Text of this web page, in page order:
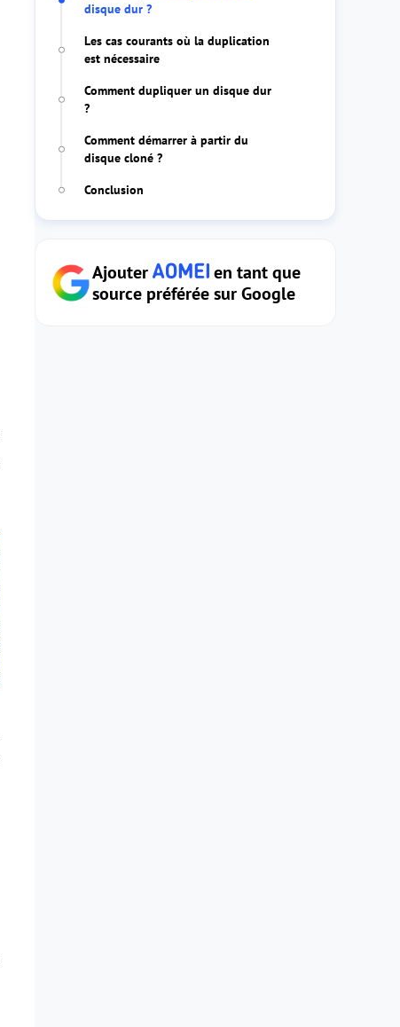
disque dur ?
Les cas courants où la duplication
est nécessaire
Comment dupliquer un disque dur
?
Comment démarrer à partir du
disque cloné ?
Conclusion
Ajouter
en tant que
source préférée sur Google